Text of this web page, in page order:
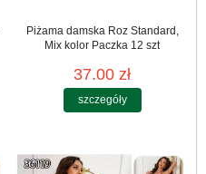
Piżama damska Roz Standard,
Mix kolor Paczka 12 szt
37.00 zł
szczegóły